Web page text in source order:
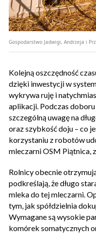
Gospodarstwo Jadwigi, Andrzeja i
Kolejną oszczędność
dzięki inwestycji w
wykrywa ruję i
aplikacji. Podczas
szczególną uwagę na
oraz szybkość doju – co
korzystaniu z robotów
mleczarni OSM Piątnica,
Rolnicy obecnie
podkreślają, że długo
mleka do tej mleczarni.
tym, jak spółdzielnia
Wymagane są wysokie
komórek somatycznych